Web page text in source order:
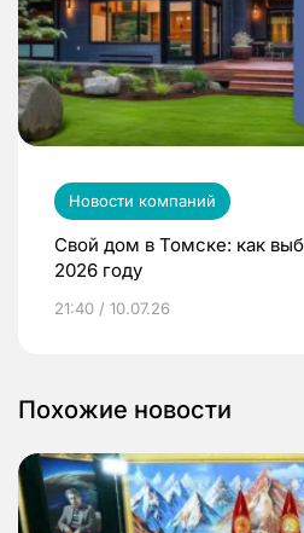
Новости компаний
Свой дом в Томске: как
2026 году
21:40 / 10.07.26
Похожие новости